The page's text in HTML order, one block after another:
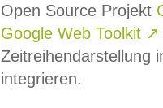
Open Source Projekt
Google Web Toolkit ↗
Zeitreihendarstellung
integrieren.